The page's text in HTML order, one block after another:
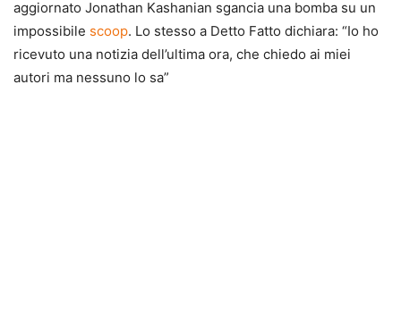
aggiornato Jonathan Kashanian sgancia una bomba su un
impossibile scoop. Lo stesso a Detto Fatto dichiara: “Io ho
ricevuto una notizia dell’ultima ora, che chiedo ai miei
autori ma nessuno lo sa”